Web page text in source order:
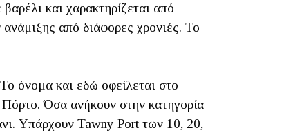
και χαρακτηρίζεται από
από διάφορες χρονιές. Το
όνομα και εδώ οφείλεται στο
Όσα ανήκουν στην κατηγορία
Υπάρχουν Tawny Port των 10, 20,